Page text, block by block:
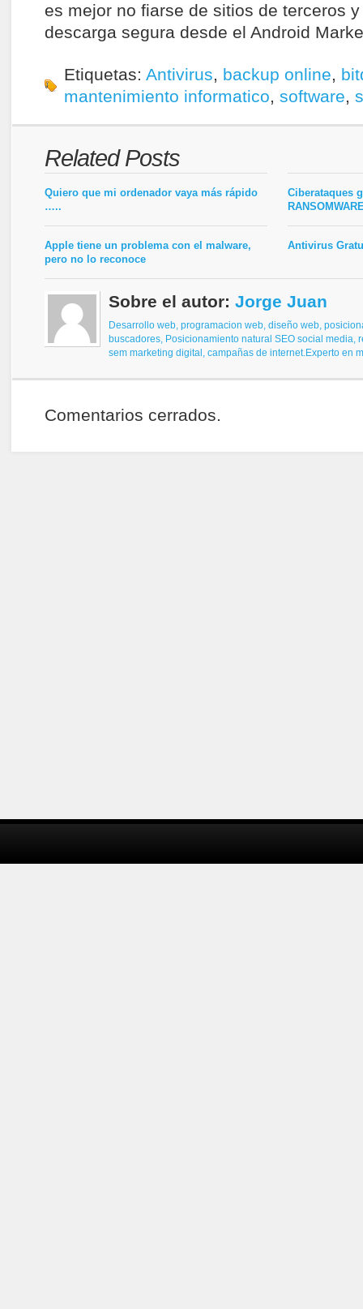
es mejor no fiarse de sitios de terceros
descarga segura desde el Android
Etiquetas: Antivirus, backup online,
mantenimiento informatico, software,
Related Posts
Quiero que mi ordenador vaya más rápido
…..
Ciberataques
Apple tiene un problema con el malware,
pero no lo reconoce
Antivirus
Sobre el autor: Jorge Juan
Desarrollo web, programacion web, diseño web,
buscadores, Posicionamiento natural SEO social media,
sem marketing digital, campañas de internet.Experto en
Comentarios cerrados.